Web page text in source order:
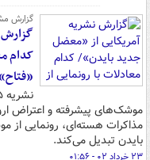
گزارش
گزارش
کدام
موشک‌های پیشرفته و اعتراض
مذاکرات هسته‌ای، رونمایی
بایدن تبدیل می‌کند.
۲۳ خرداد ۰۲ - ۰۱:۵۶